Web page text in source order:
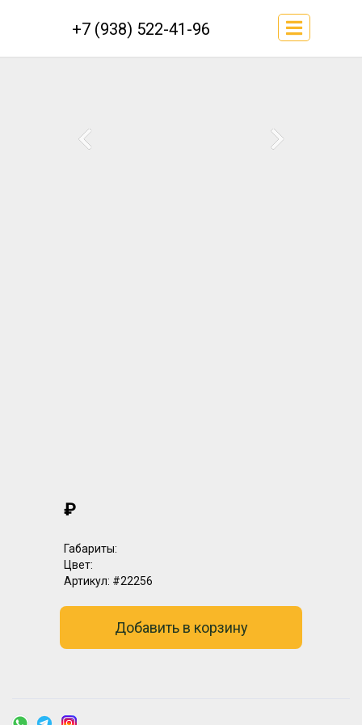
+7 (938) 522-41-96
₽
Габариты:
Цвет:
Артикул: #22256
Добавить в корзину